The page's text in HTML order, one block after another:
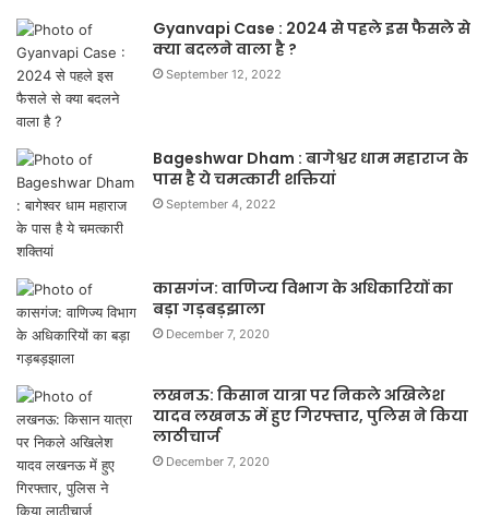
Gyanvapi Case : 2024 से पहले इस फैसले से
क्या बदलने वाला है ?
September 12, 2022
Bageshwar Dham : बागेश्वर धाम महाराज के
पास है ये चमत्कारी शक्तियां
September 4, 2022
कासगंज: वाणिज्य विभाग के अधिकारियों का
बड़ा गड़बड़झाला
December 7, 2020
लखनऊ: किसान यात्रा पर निकले अखिलेश
यादव लखनऊ में हुए गिरफ्तार, पुलिस ने किया
लाठीचार्ज
December 7, 2020